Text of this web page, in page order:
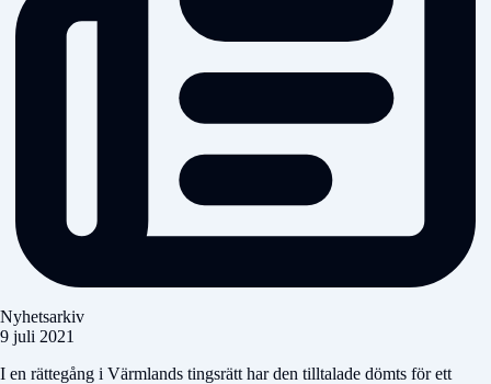
Nyhetsarkiv
9 juli 2021
I en rättegång i Värmlands tingsrätt har den tilltalade dömts för ett